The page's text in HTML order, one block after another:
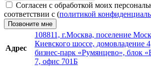
Согласен с обработкой моих
соответствии с (политикой
Позвоните мне
Адрес
108811, г.Москва, поселение
Киевского шоссе, домовладение
бизнес-парк «Румянцево», блок
7, офис 701Б